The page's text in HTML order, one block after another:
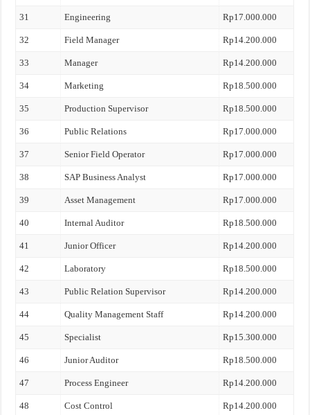
31 Engineering Rp17.000.000
32 Field Manager Rp14.200.000
33 Manager Rp14.200.000
34 Marketing Rp18.500.000
35 Production Supervisor Rp18.500.000
36 Public Relations Rp17.000.000
37 Senior Field Operator Rp17.000.000
38 SAP Business Analyst Rp17.000.000
39 Asset Management Rp17.000.000
40 Internal Auditor Rp18.500.000
41 Junior Officer Rp14.200.000
42 Laboratory Rp18.500.000
43 Public Relation Supervisor Rp14.200.000
44 Quality Management Staff Rp14.200.000
45 Specialist Rp15.300.000
46 Junior Auditor Rp18.500.000
47 Process Engineer Rp14.200.000
48 Cost Control Rp14.200.000